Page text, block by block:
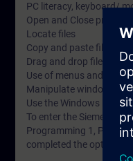
PC literacy, keyboard/
Open and Close programs
Locate files
Copy and paste files,
Drag and drop files,
Use of menus and multi-
Manipulate windows
Use the Windows help
To enter the Siemens
Programming 1,
completed the optional